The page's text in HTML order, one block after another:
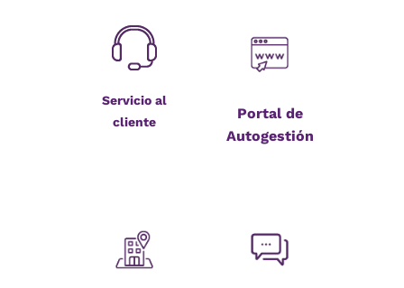
Servicio al
cliente
Portal de
Autogestión